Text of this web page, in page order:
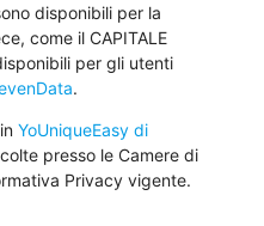
disponibili per la
come il CAPITALE
per gli utenti
.
inYoUniqueEasy di
presso le Camere di
Privacy vigente.